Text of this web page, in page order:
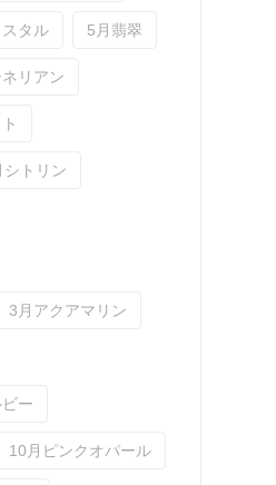
タル 5月翡翠
リアン
シトリン
3月アクアマリン
ー
10月ピンクオパール